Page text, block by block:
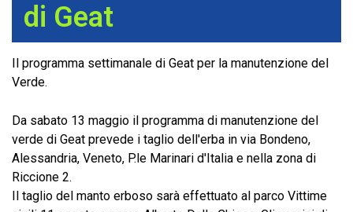
di Geat
Il programma settimanale di Geat per la manutenzione del
Verde.
Da sabato 13 maggio il programma di manutenzione del
verde di Geat prevede i taglio dell'erba in via Bondeno,
Alessandria, Veneto, P.le Marinari d'Italia e nella zona di
Riccione 2.
Il taglio del manto erboso sarà effettuato al parco Vittime